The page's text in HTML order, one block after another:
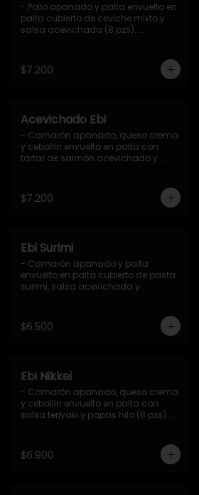
- Pollo apanado y palta envuelto en
palta cubierto de ceviche mixto y
salsa acevichada (8 pzs).
$7.200
Acevichado Ebi
- Camarón apanado, queso crema
y cebollin envuelto en palta con
tartar de salmón acevichado y
$7.200
Ebi Surimi
- Camarón apanado y palta
envuelto en palta cubierto de pasta
surimi, salsa acevichada y
$6.500
Ebi Nikkei
- Camarón apanado, queso crema
y cebollin envuelto en palta con
salsa teriyaki y papas hilo (8 pzs).
$6.900